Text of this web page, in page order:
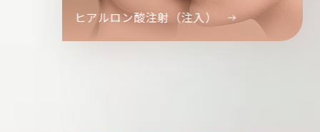
ヒアルロン酸注射（注入）